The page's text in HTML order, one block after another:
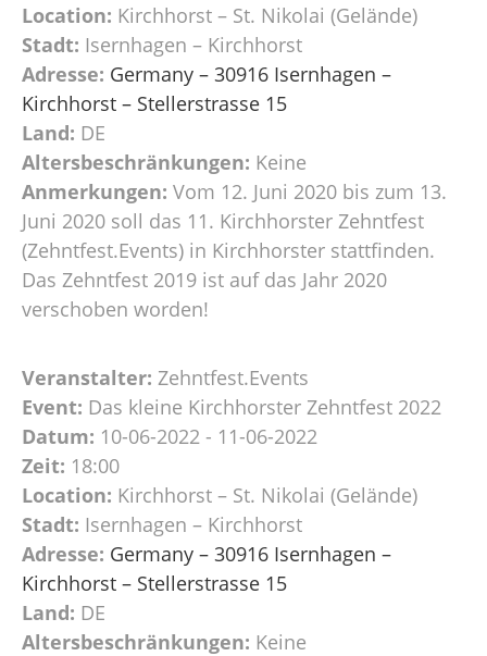
Location: Kirchhorst – St. Nikolai (Gelände)
Stadt: Isernhagen – Kirchhorst
Adresse: Germany – 30916 Isernhagen –
Kirchhorst – Stellerstrasse 15
Land: DE
Altersbeschränkungen: Keine
Anmerkungen: Vom 12. Juni 2020 bis zum 13.
Juni 2020 soll das 11. Kirchhorster Zehntfest
(Zehntfest.Events) in Kirchhorster stattfinden.
Das Zehntfest 2019 ist auf das Jahr 2020
verschoben worden!
Veranstalter: Zehntfest.Events
Event: Das kleine Kirchhorster Zehntfest 2022
Datum: 10-06-2022 - 11-06-2022
Zeit: 18:00
Location: Kirchhorst – St. Nikolai (Gelände)
Stadt: Isernhagen – Kirchhorst
Adresse: Germany – 30916 Isernhagen –
Kirchhorst – Stellerstrasse 15
Land: DE
Altersbeschränkungen: Keine